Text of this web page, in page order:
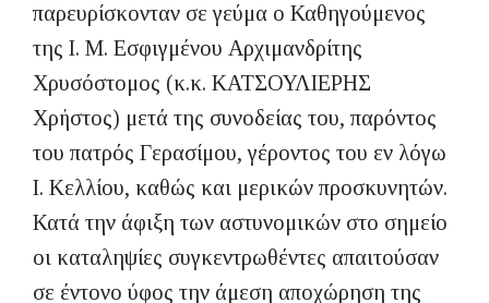
παρευρίσκονταν σε γεύμα ο Καθηγούμενος
της Ι. Μ. Εσφιγμένου Αρχιμανδρίτης
Χρυσόστομος (κ.κ. ΚΑΤΣΟΥΛΙΕΡΗΣ
Χρήστος) μετά της συνοδείας του, παρόντος
του πατρός Γερασίμου, γέροντος του εν λόγω
Ι. Κελλίου, καθώς και μερικών προσκυνητών.
Κατά την άφιξη των αστυνομικών στο σημείο
οι καταληψίες συγκεντρωθέντες απαιτούσαν
σε έντονο ύφος την άμεση αποχώρηση της